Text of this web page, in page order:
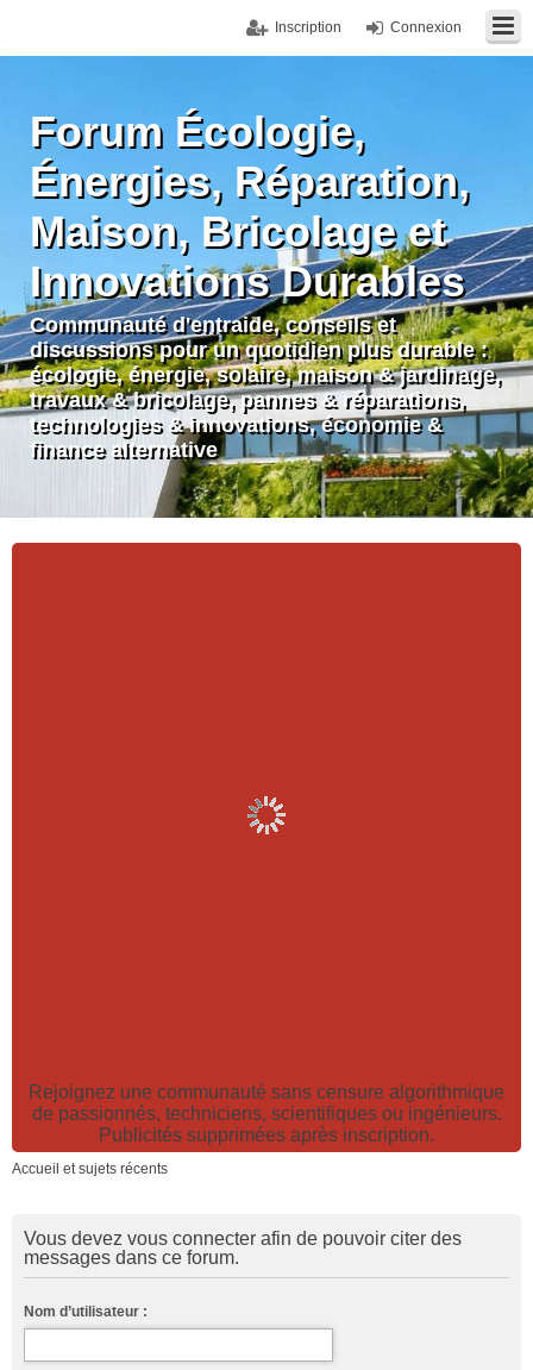
Connexion
Inscription
Forum Écologie,
Énergies, Réparation,
Maison, Bricolage et
Innovations Durables
Communauté d'entraide, conseils et
discussions pour un quotidien plus durable :
écologie, énergie, solaire, maison & jardinage,
travaux & bricolage, pannes & réparations,
technologies & innovations, économie &
finance alternative
Rejoignez une communauté sans censure algorithmique
de passionnés, techniciens, scientifiques ou ingénieurs.
Publicités supprimées après inscription.
Accueil et sujets récents
Vous devez vous connecter afin de pouvoir citer des
messages dans ce forum.
Nom d’utilisateur :